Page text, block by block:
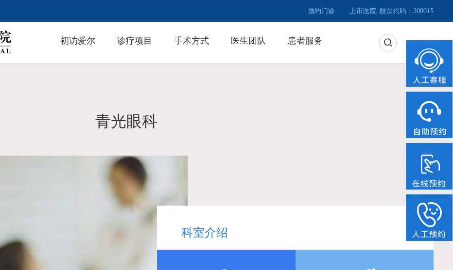
预约门诊 上市医院·股票代码：300015
初访爱尔 诊疗项目 手术方式 医生团队 患者服务
青光眼科
科室介绍